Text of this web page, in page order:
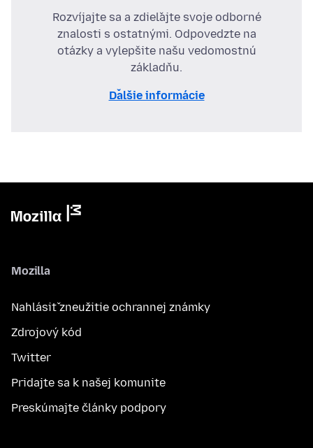
Rozvíjajte sa a zdieľajte svoje odborné
znalosti s ostatnými. Odpovedzte na
otázky a vylepšite našu vedomostnú
základňu.
Ďalšie informácie
Mozilla
Nahlásiť zneužitie ochrannej známky
Zdrojový kód
Twitter
Pridajte sa k našej komunite
Preskúmajte články podpory